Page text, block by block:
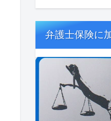
弁護士保険に